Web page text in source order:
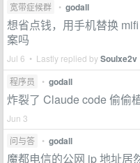
宽带症候群 • godall
想省点钱，用手机替换
案吗
Jul 6 • Lastly replied bySoulxe2v
程序员 • godall
炸裂了 Claude code 偷偷
Jun 3
问与答
• godall
魔都电信的公网 ip 地址居